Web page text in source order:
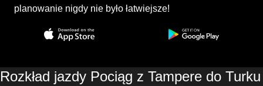
planowanie nigdy nie było łatwiejsze!
Rozkład jazdy Pociąg z Tampere do Turku